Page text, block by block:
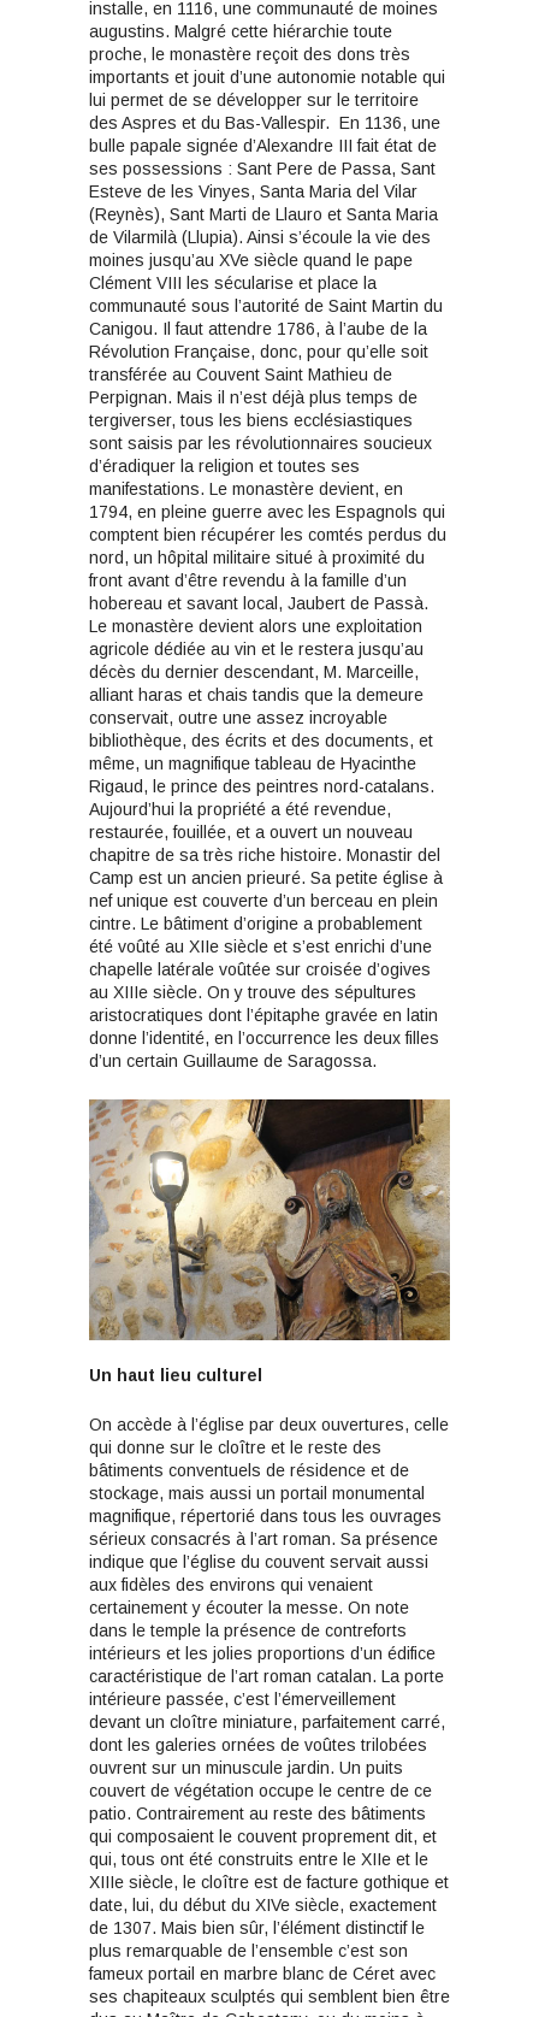
installe, en 1116, une communauté de moines
augustins. Malgré cette hiérarchie toute
proche, le monastère reçoit des dons très
importants et jouit d’une autonomie notable qui
lui permet de se développer sur le territoire
des Aspres et du Bas-Vallespir. En 1136, une
bulle papale signée d’Alexandre III fait état de
ses possessions : Sant Pere de Passa, Sant
Esteve de les Vinyes, Santa Maria del Vilar
(Reynès), Sant Marti de Llauro et Santa Maria
de Vilarmilà (Llupia). Ainsi s’écoule la vie des
moines jusqu’au XVe siècle quand le pape
Clément VIII les sécularise et place la
communauté sous l’autorité de Saint Martin du
Canigou. Il faut attendre 1786, à l’aube de la
Révolution Française, donc, pour qu’elle soit
transférée au Couvent Saint Mathieu de
Perpignan. Mais il n’est déjà plus temps de
tergiverser, tous les biens ecclésiastiques
sont saisis par les révolutionnaires soucieux
d’éradiquer la religion et toutes ses
manifestations. Le monastère devient, en
1794, en pleine guerre avec les Espagnols qui
comptent bien récupérer les comtés perdus du
nord, un hôpital militaire situé à proximité du
front avant d’être revendu à la famille d’un
hobereau et savant local, Jaubert de Passà.
Le monastère devient alors une exploitation
agricole dédiée au vin et le restera jusqu’au
décès du dernier descendant, M. Marceille,
alliant haras et chais tandis que la demeure
conservait, outre une assez incroyable
bibliothèque, des écrits et des documents, et
même, un magnifique tableau de Hyacinthe
Rigaud, le prince des peintres nord-catalans.
Aujourd’hui la propriété a été revendue,
restaurée, fouillée, et a ouvert un nouveau
chapitre de sa très riche histoire. Monastir del
Camp est un ancien prieuré. Sa petite église à
nef unique est couverte d’un berceau en plein
cintre. Le bâtiment d’origine a probablement
été voûté au XIIe siècle et s’est enrichi d’une
chapelle latérale voûtée sur croisée d’ogives
au XIIIe siècle. On y trouve des sépultures
aristocratiques dont l’épitaphe gravée en latin
donne l’identité, en l’occurrence les deux filles
d’un certain Guillaume de Saragossa.
Un haut lieu culturel
On accède à l’église par deux ouvertures, celle
qui donne sur le cloître et le reste des
bâtiments conventuels de résidence et de
stockage, mais aussi un portail monumental
magnifique, répertorié dans tous les ouvrages
sérieux consacrés à l’art roman. Sa présence
indique que l’église du couvent servait aussi
aux fidèles des environs qui venaient
certainement y écouter la messe. On note
dans le temple la présence de contreforts
intérieurs et les jolies proportions d’un édifice
caractéristique de l’art roman catalan. La porte
intérieure passée, c’est l’émerveillement
devant un cloître miniature, parfaitement carré,
dont les galeries ornées de voûtes trilobées
ouvrent sur un minuscule jardin. Un puits
couvert de végétation occupe le centre de ce
patio. Contrairement au reste des bâtiments
qui composaient le couvent proprement dit, et
qui, tous ont été construits entre le XIIe et le
XIIIe siècle, le cloître est de facture gothique et
date, lui, du début du XIVe siècle, exactement
de 1307. Mais bien sûr, l’élément distinctif le
plus remarquable de l’ensemble c’est son
fameux portail en marbre blanc de Céret avec
ses chapiteaux sculptés qui semblent bien être